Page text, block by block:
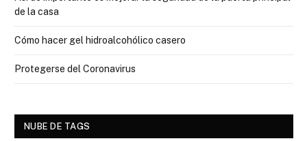
de la casa
Cómo hacer gel hidroalcohólico casero
Protegerse del Coronavirus
NUBE DE TAGS